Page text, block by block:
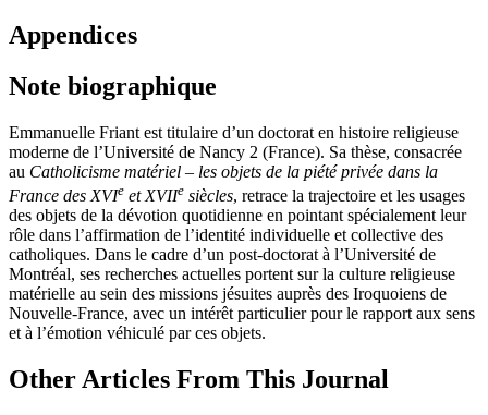
Appendices
Note biographique
Emmanuelle Friant est titulaire d’un doctorat en histoire religieuse
moderne de l’Université de Nancy 2 (France). Sa thèse, consacrée
au Catholicisme matériel – les objets de la piété privée dans la
France desXVIe etXVIIe siècles, retrace la trajectoire et les usages
des objets de la dévotion quotidienne en pointant spécialement leur
rôle dans l’affirmation de l’identité individuelle et collective des
catholiques. Dans le cadre d’un post-doctorat à l’Université de
Montréal, ses recherches actuelles portent sur la culture religieuse
matérielle au sein des missions jésuites auprès des Iroquoiens de
Nouvelle-France, avec un intérêt particulier pour le rapport aux sens
et à l’émotion véhiculé par ces objets.
Other Articles From This Journal